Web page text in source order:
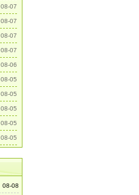
08-07
08-07
08-07
08-07
08-06
08-05
08-05
08-05
08-05
08-05
08-08